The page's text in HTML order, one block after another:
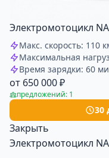
Электромотоцикл
Макс. скорость: 110
Максимальная
Время зарядки: 60
от 650 000 ₽
предложений: 1
30
Закрыть
Электромотоцикл